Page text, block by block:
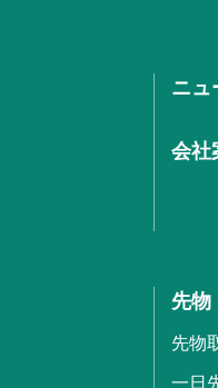
ニュ
会社
先物
先物
一日